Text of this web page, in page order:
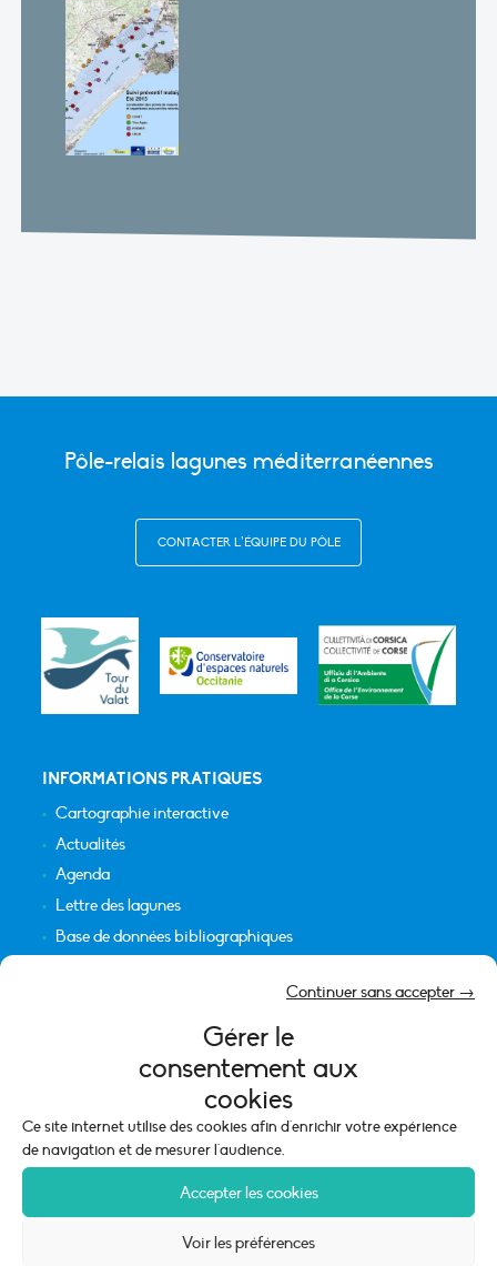
Gérer le
consentement aux
cookies
Ce site internet utilise des cookies afin d'enrichir votre expérience
de navigation et de mesurer l'audience.
Accepter les cookies
Continuer sans accepter →
Voir les préférences
Pôle-relais lagunes méditerranéennes
CONTACTER L’ÉQUIPE DU PÔLE
INFORMATIONS PRATIQUES
Cartographie interactive
Actualités
Agenda
Lettre des lagunes
Base de données bibliographiques
Mentions légales
Politique de cookies (UE)